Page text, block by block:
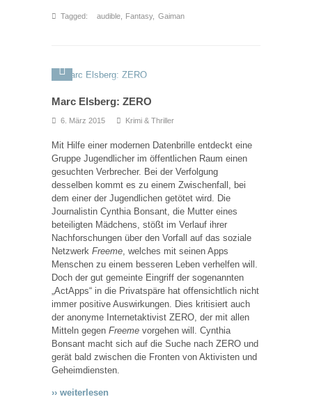
Tagged: audible, Fantasy, Gaiman
Marc Elsberg: ZERO
6. März 2015 Krimi & Thriller
Mit Hilfe einer modernen Datenbrille entdeckt eine
Gruppe Jugendlicher im öffentlichen Raum einen
gesuchten Verbrecher. Bei der Verfolgung
desselben kommt es zu einem Zwischenfall, bei
dem einer der Jugendlichen getötet wird. Die
Journalistin Cynthia Bonsant, die Mutter eines
beteiligten Mädchens, stößt im Verlauf ihrer
Nachforschungen über den Vorfall auf das soziale
Netzwerk Freeme , welches mit seinen Apps
Menschen zu einem besseren Leben verhelfen will.
Doch der gut gemeinte Eingriff der sogenannten
„ActApps“ in die Privatspäre hat offensichtlich nicht
immer positive Auswirkungen. Dies kritisiert auch
der anonyme Internetaktivist ZERO, der mit allen
Mitteln gegen Freeme vorgehen will. Cynthia
Bonsant macht sich auf die Suche nach ZERO und
gerät bald zwischen die Fronten von Aktivisten und
Geheimdiensten.
›› weiterlesen